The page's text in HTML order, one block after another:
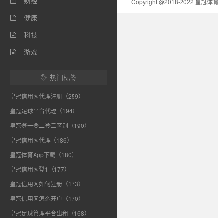
 健康
 科技
 游戏
 热门标签
皇冠信用网代理注册（259）
皇冠足球平台代理（194）
皇冠登一登二登三区别（190）
皇冠信用网代理（186）
皇冠体育App下载（180）
皇冠信用网登1（177）
皇冠信用网如何注册（173）
皇冠信用网怎么开户（170）
皇冠足球管理平台出租（168）
Copyright @2018-2022 皇冠体